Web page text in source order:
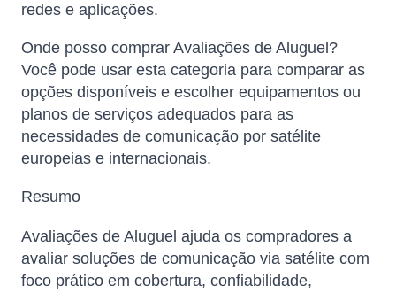
redes e aplicações.
Onde posso comprar Avaliações de Aluguel?
Você pode usar esta categoria para comparar as
opções disponíveis e escolher equipamentos ou
planos de serviços adequados para as
necessidades de comunicação por satélite
europeias e internacionais.
Resumo
Avaliações de Aluguel ajuda os compradores a
avaliar soluções de comunicação via satélite com
foco prático em cobertura, confiabilidade,